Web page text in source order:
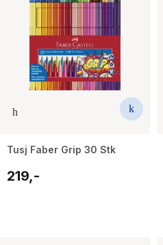
Tusj Faber Grip 30 Stk
219,-